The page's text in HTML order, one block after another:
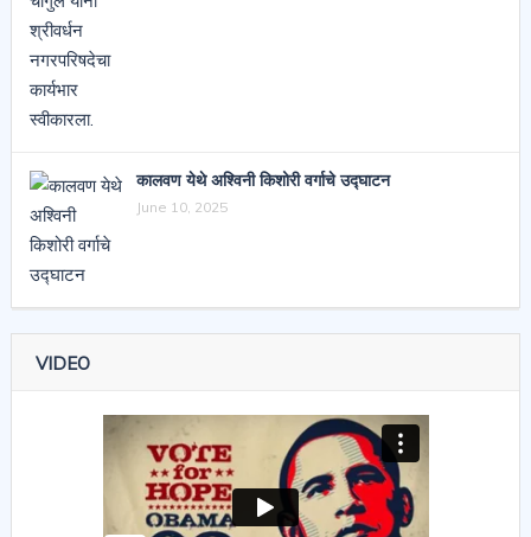
कालवण येथे अश्विनी किशोरी वर्गाचे उद्घाटन
June 10, 2025
VIDEO